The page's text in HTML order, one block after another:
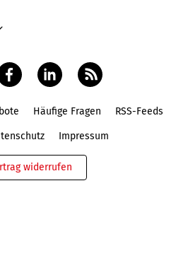
Häufige Fragen RSS-Feeds
Impressum
widerrufen